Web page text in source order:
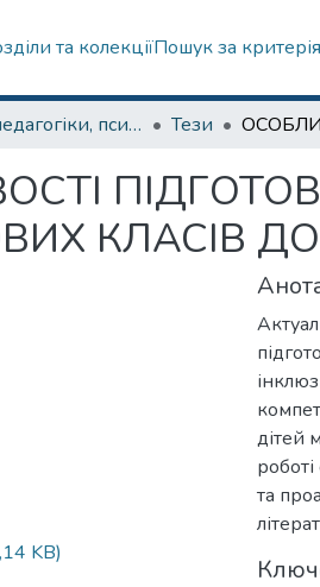
та колекціїПошук за
Кафедра педагогіки, психології, початкової освіти та освітнього менеджменту Тези
КЛАСІВ
KB)
дітей
та